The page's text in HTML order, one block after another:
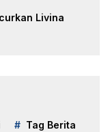
Livina
Tag Berita